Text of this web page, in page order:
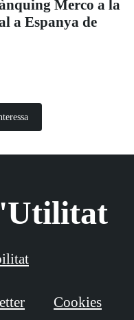
Merco a la
a Espanya de
Cookies